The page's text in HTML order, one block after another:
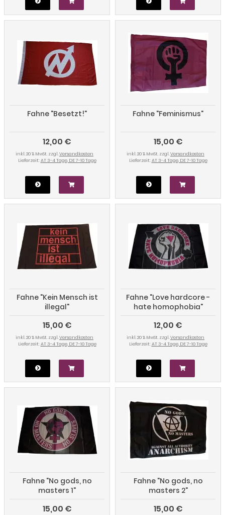
Fahne "Besetzt!"
12,00 €
inkl. 20 % MwSt. zzgl.Versandkosten
Lieferzeit: AT 3-4 Tage, DE 7-10 Tage
Fahne "Feminismus"
15,00 €
inkl. 20 % MwSt. zzgl.Versandkosten
Lieferzeit: AT 3-4 Tage, DE 7-10 Tage
Fahne "Kein Mensch ist
illegal"
15,00 €
inkl. 20 % MwSt. zzgl.Versandkosten
Lieferzeit: AT 3-4 Tage, DE 7-10 Tage
Fahne "Love hardcore -
hate homophobia"
12,00 €
inkl. 20 % MwSt. zzgl.Versandkosten
Lieferzeit: AT 3-4 Tage, DE 7-10 Tage
Fahne "No gods, no
masters 1"
15,00 €
Fahne "No gods, no
masters 2"
15,00 €